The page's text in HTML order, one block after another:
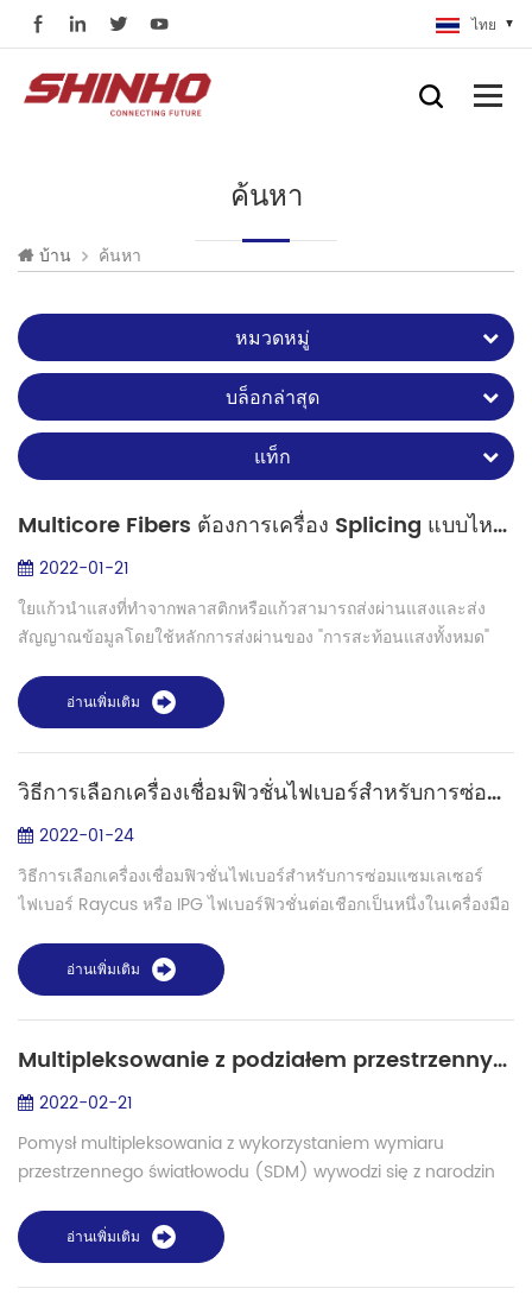
ไทย
ค้นหา
บ้าน ค้นหา
หมวดหมู่
บล็อกล่าสุด
แท็ก
Multicore Fibers ต้องการเครื่อง Splicing แบบไหน?
2022-01-21
ใยแก้วนำแสงที่ทำจากพลาสติกหรือแก้วสามารถส่งผ่านแสงและส่ง
สัญญาณข้อมูลโดยใช้หลักการส่งผ่านของ "การสะท้อนแสงทั้งหมด"
ค่อนข้างสูง (ซึ่งหมายคว...
อ่านเพิ่มเติม
วิธีการเลือกเครื่องเชื่อมฟิวชั่นไฟเบอร์สำหรับการซ่อมแซมเลเซอร์ไฟเบอร์ Raycus หรือ IPG
2022-01-24
วิธีการเลือกเครื่องเชื่อมฟิวชั่นไฟเบอร์สำหรับการซ่อมแซมเลเซอร์
ไฟเบอร์ Raycus หรือ IPG ไฟเบอร์ฟิวชั่นต่อเชือกเป็นหนึ่งในเครื่องมือ
ต้องใช้ตั...อ่านเพิ่มเติม
Multipleksowanie z podziałem przestrzennym dla komunikacji światłowodowej i zastosowań w przyszłości
2022-02-21
Pomysł multipleksowania z wykorzystaniem wymiaru
przestrzennego światłowodu (SDM) wywodzi się z narodzin
przepustowość systemu transmisji WDM opartego na tr...
อ่านเพิ่มเติม